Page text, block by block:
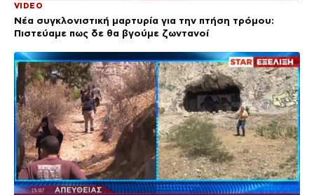
VIDEO
Νέα συγκλονιστική μαρτυρία για την πτήση τρόμου:
Πιστεύαμε πως δε θα βγούμε ζωντανοί